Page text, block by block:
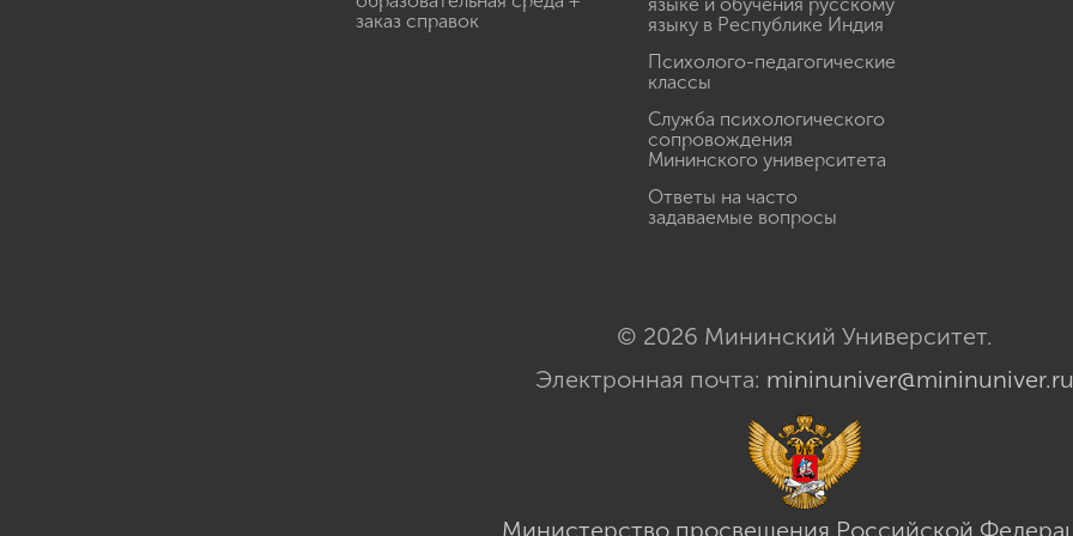
заказ справок
языке и обучения русскому
языку в Республике Индия
Психолого-педагогические
классы
Служба психологического
сопровождения
Мининского университета
Ответы на часто
задаваемые вопросы
© 2026 Мининский Университет.
Электронная почта: mininuniver@mininuniver.ru